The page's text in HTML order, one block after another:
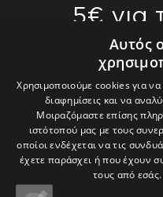
5€ για
Γίνετε οι
τελευταίες
Αυτός
Χρησιμοποιούμε cookies για
διαφημίσεις και να
Μοιραζόμαστε επίσης
ιστότοπού μας με τους
οποίοι ενδέχεται να τις
έχετε παράσχει ή που έχουν
τους από εσάς.